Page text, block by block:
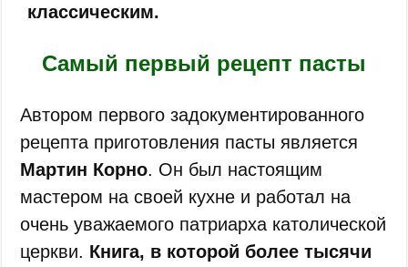
классическим.
Самый первый рецепт пасты
Автором первого задокументированного
рецепта приготовления пасты является
Мартин Корно. Он был настоящим
мастером на своей кухне и работал на
очень уважаемого патриарха католической
церкви. Книга, в которой более тысячи